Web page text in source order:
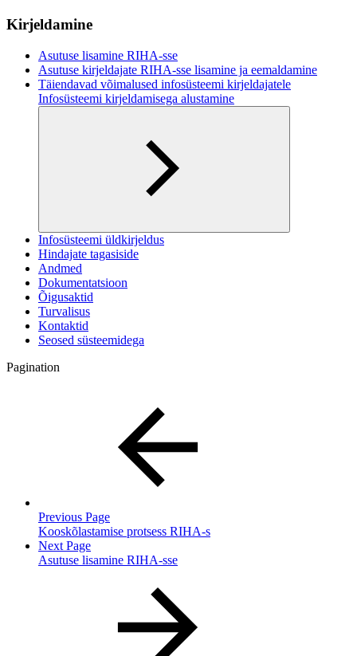
Kirjeldamine
Asutuse lisamine RIHA-sse
Asutuse kirjeldajate RIHA-sse lisamine ja eemaldamine
Täiendavad võimalused infosüsteemi kirjeldajatele
Infosüsteemi kirjeldamisega alustamine
Infosüsteemi üldkirjeldus
Hindajate tagasiside
Andmed
Dokumentatsioon
Õigusaktid
Turvalisus
Kontaktid
Seosed süsteemidega
Pagination
Previous Page
Kooskõlastamise protsess RIHA-s
Next Page
Asutuse lisamine RIHA-sse